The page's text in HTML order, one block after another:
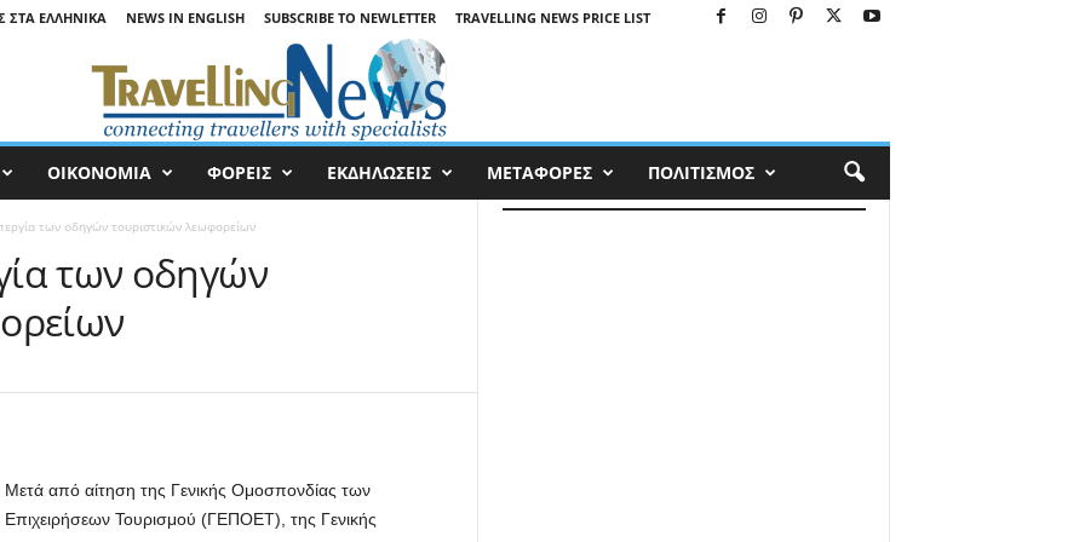
ΣΤΑ ΕΛΛΗΝΙΚΆ NEWS IN ENGLISH SUBSCRIBE TO NEWLETTER TRAVELLING NEWS PRICE LIST
ΟΙΚΟΝΟΜΙΑ ΦΟΡΕΙΣ ΕΚΔΗΛΩΣΕΙΣ ΜΕΤΑΦΟΡΕΣ ΠΟΛΙΤΙΣΜΟΣ
των οδηγών τουριστικών λεωφορείων
των οδηγών
Μετά από αίτηση της Γενικής Ομοσπονδίας των
Επιχειρήσεων Τουρισμού (ΓΕΠΟΕΤ), της Γενικής